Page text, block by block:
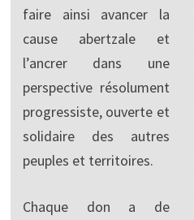
faire ainsi avancer la
cause abertzale et
l’ancrer dans une
perspective résolument
progressiste, ouverte et
solidaire des autres
peuples et territoires.
Chaque don a de